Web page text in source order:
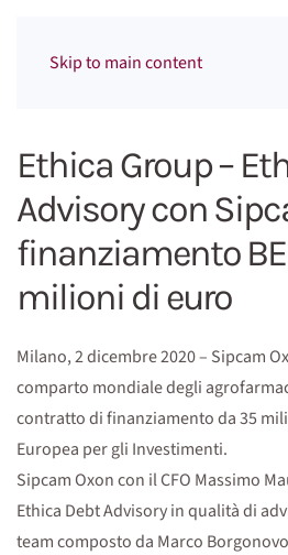
Skip to main content
Ethica Group –
Advisory con
finanziamento
milioni di euro
Milano, 2 dicembre 2020 – Sipcam
comparto mondiale degli
contratto di finanziamento da 35
Europea per gli Investimenti.
Sipcam Oxon con il CFO Massimo
Ethica Debt Advisory in qualità di
team composto da Marco